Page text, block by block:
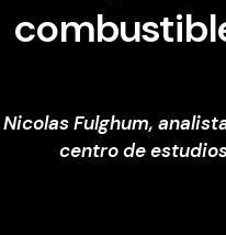
Nicolas Fulghum,
centro de